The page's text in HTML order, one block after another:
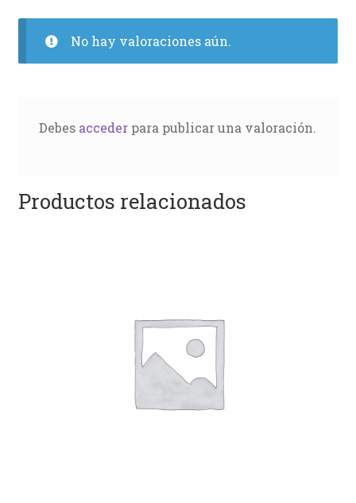
No hay valoraciones aún.
Debes accederpara publicar una valoración.
Productos relacionados